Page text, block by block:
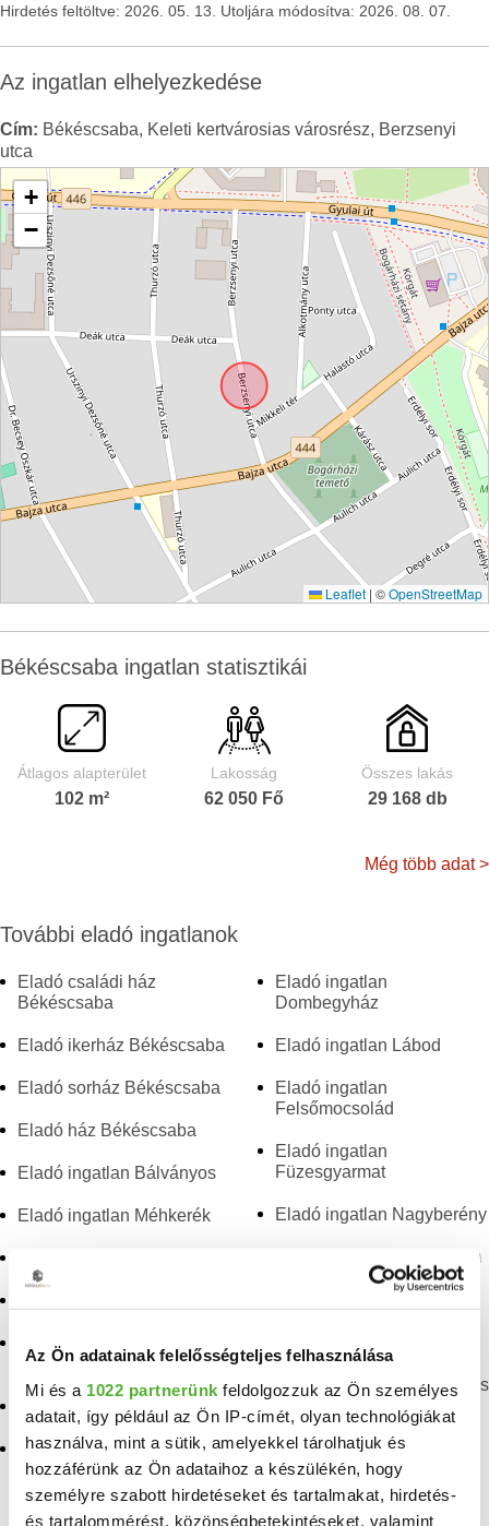
Az Ön adatainak felelősségteljes felhasználása
Mi és a 1022 partnerünk feldolgozzuk az Ön személyes
adatait, így például az Ön IP-címét, olyan technológiákat
használva, mint a sütik, amelyekkel tárolhatjuk és
hozzáférünk az Ön adataihoz a készülékén, hogy
személyre szabott hirdetéseket és tartalmakat, hirdetés-
és tartalommérést, közönségbetekintéseket, valamint
Hirdetés feltöltve: 2026. 05. 13. Utoljára módosítva: 2026. 08. 07.
Az ingatlan elhelyezkedése
Cím: Békéscsaba, Keleti kertvárosias városrész, Berzsenyi
utca
+
−
Leaflet | ©OpenStreetMap
Békéscsaba ingatlan statisztikái
Átlagos alapterület
102 m²
Lakosság
62 050 Fő
Összes lakás
29 168 db
Még több adat >
További eladó ingatlanok
Eladó családi ház
Békéscsaba
Eladó ikerház Békéscsaba
Eladó sorház Békéscsaba
Eladó ház Békéscsaba
Eladó ingatlan Bálványos
Eladó ingatlan Méhkerék
Eladó ingatlan
Balatonszabadi
Eladó ingatlan Lőkösháza
Eladó ingatlan
Somogysárd
Eladó ingatlan
Dombegyház
Eladó ingatlan Lábod
Eladó ingatlan
Felsőmocsolád
Eladó ingatlan
Füzesgyarmat
Eladó ingatlan Nagyberény
Eladó ingatlan Nagybajom
Eladó ingatlan Nagyszénás